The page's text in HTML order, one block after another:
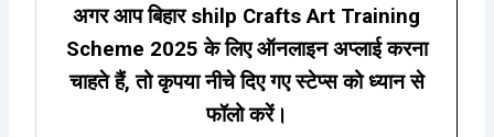
अगर आप बिहार shilp Crafts Art Training
Scheme 2025 के लिए ऑनलाइन अप्लाई करना
चाहते हैं, तो कृपया नीचे दिए गए स्टेप्स को ध्यान से
फॉलो करें।